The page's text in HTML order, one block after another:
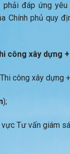
đáp ứng
Chính phủ quy
công xây dựng
công xây dựng
);
Tư vấn giám